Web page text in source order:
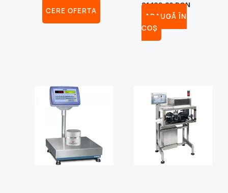
CERE OFERTA
21,129.80RON
ADAUGĂ ÎN
COȘ